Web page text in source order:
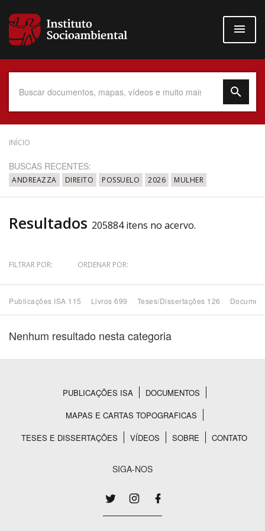
para
conteúdo
Data do Documento
Até
Povo Indígena
INÍCIO
BUSCAS RECENTES:
ANDREAZZA DIREITO POSSUELO 2026 MULHER
Resultados 205884 itens no acervo.
FILTRAR POR: ORDENAR POR:
Publicações ISA 115 Livros 699 Teses/Dissertações 126
Nenhum resultado nesta categoria
Rodapé
PUBLICAÇÕES ISA
DOCUMENTOS
MAPAS E CARTAS TOPOGRAFICAS
TESES E DISSERTAÇÕES
VÍDEOS SOBRE CONTATO
SIGA-NOS